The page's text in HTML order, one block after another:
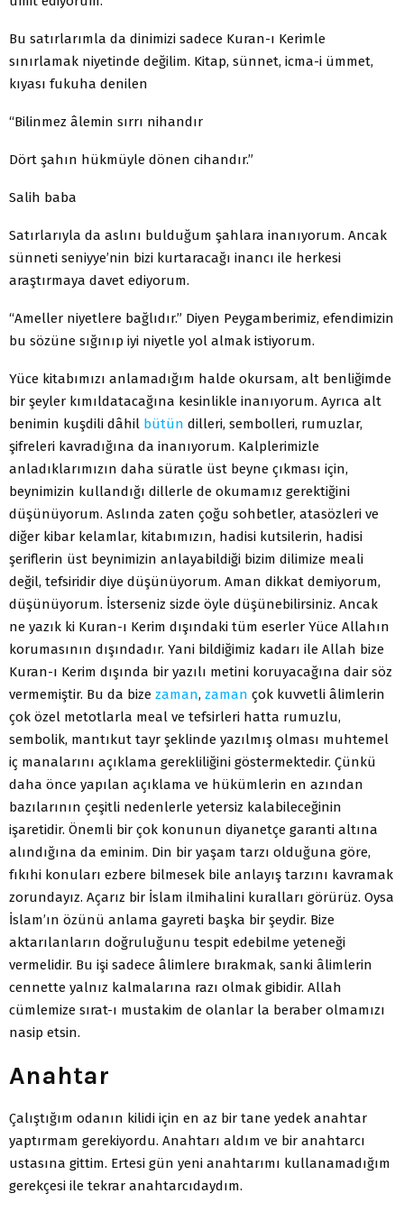
Bu satırlarımla da dinimizi sadece Kuran-ı Kerimle
sınırlamak niyetinde değilim. Kitap, sünnet, icma-i ümmet,
kıyası fukuha denilen
“Bilinmez âlemin sırrı nihandır
Dört şahın hükmüyle dönen cihandır.”
Salih baba
Satırlarıyla da aslını bulduğum şahlara inanıyorum. Ancak
sünneti seniyye’nin bizi kurtaracağı inancı ile herkesi
araştırmaya davet ediyorum.
“Ameller niyetlere bağlıdır.” Diyen Peygamberimiz, efendimizin
bu sözüne sığınıp iyi niyetle yol almak istiyorum.
Yüce kitabımızı anlamadığım halde okursam, alt benliğimde
bir şeyler kımıldatacağına kesinlikle inanıyorum. Ayrıca alt
benimin kuşdili dâhil bütün dilleri, sembolleri, rumuzlar,
şifreleri kavradığına da inanıyorum. Kalplerimizle
anladıklarımızın daha süratle üst beyne çıkması için,
beynimizin kullandığı dillerle de okumamız gerektiğini
düşünüyorum. Aslında zaten çoğu sohbetler, atasözleri ve
diğer kibar kelamlar, kitabımızın, hadisi kutsilerin, hadisi
şeriflerin üst beynimizin anlayabildiği bizim dilimize meali
değil, tefsiridir diye düşünüyorum. Aman dikkat demiyorum,
düşünüyorum. İsterseniz sizde öyle düşünebilirsiniz. Ancak
ne yazık ki Kuran-ı Kerim dışındaki tüm eserler Yüce Allahın
korumasının dışındadır. Yani bildiğimiz kadarı ile Allah bize
Kuran-ı Kerim dışında bir yazılı metini koruyacağına dair söz
vermemiştir. Bu da bize zaman, zaman çok kuvvetli âlimlerin
çok özel metotlarla meal ve tefsirleri hatta rumuzlu,
sembolik, mantıkut tayr şeklinde yazılmış olması muhtemel
iç manalarını açıklama gerekliliğini göstermektedir. Çünkü
daha önce yapılan açıklama ve hükümlerin en azından
bazılarının çeşitli nedenlerle yetersiz kalabileceğinin
işaretidir. Önemli bir çok konunun diyanetçe garanti altına
alındığına da eminim. Din bir yaşam tarzı olduğuna göre,
fıkıhi konuları ezbere bilmesek bile anlayış tarzını kavramak
zorundayız. Açarız bir İslam ilmihalini kuralları görürüz. Oysa
İslam’ın özünü anlama gayreti başka bir şeydir. Bize
aktarılanların doğruluğunu tespit edebilme yeteneği
vermelidir. Bu işi sadece âlimlere bırakmak, sanki âlimlerin
cennette yalnız kalmalarına razı olmak gibidir. Allah
cümlemize sırat-ı mustakim de olanlar la beraber olmamızı
nasip etsin.
Anahtar
Çalıştığım odanın kilidi için en az bir tane yedek anahtar
yaptırmam gerekiyordu. Anahtarı aldım ve bir anahtarcı
ustasına gittim. Ertesi gün yeni anahtarımı kullanamadığım
gerekçesi ile tekrar anahtarcıdaydım.